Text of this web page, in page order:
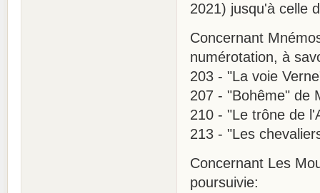
2021) jusqu'à celle
Concernant
numérotation, à
203 - "La voie
207 - "Bohême" de
210 - "Le trône de
213 - "Les
Concernant Les
poursuivie: